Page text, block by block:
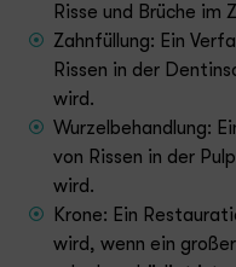
Risse und Brüche im
Zahnfüllung: Ein
Rissen in der
wird.
Wurzelbehandlung:
von Rissen in der
wird.
Krone: Ein
wird, wenn ein